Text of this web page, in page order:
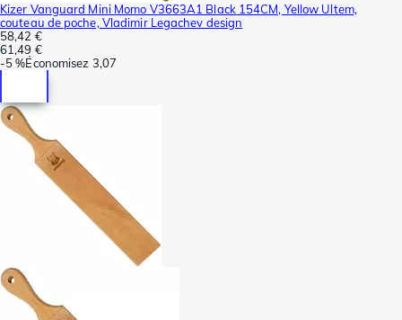
Kizer Vanguard Mini Momo V3663A1 Black 154CM, Yellow Ultem,
couteau de poche, Vladimir Legachev design
58,42 €
61,49 €
-5 %Économisez 3,07